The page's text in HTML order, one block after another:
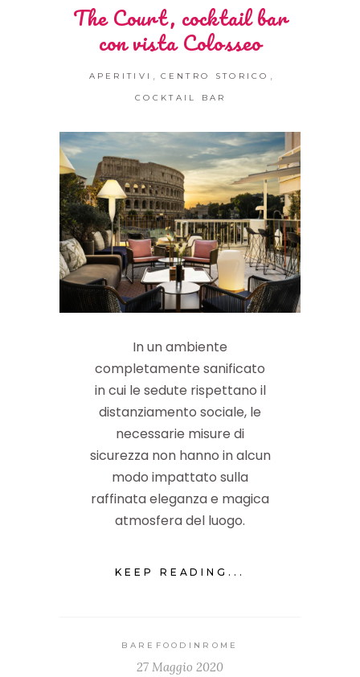
The Court, cocktail bar
con vista Colosseo
APERITIVI , CENTRO STORICO ,
COCKTAIL BAR
In un ambiente
completamente sanificato
in cui le sedute rispettano il
distanziamento sociale, le
necessarie misure di
sicurezza non hanno in alcun
modo impattato sulla
raffinata eleganza e magica
atmosfera del luogo.
KEEP READING...
BAREFOODINROME
27 Maggio 2020